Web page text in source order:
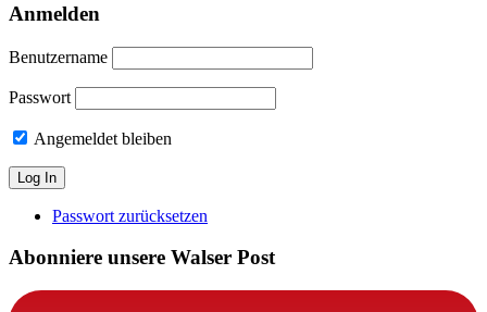
Anmelden
Benutzername
Passwort
Angemeldet bleiben
Passwort zurücksetzen
Abonniere unsere Walser Post